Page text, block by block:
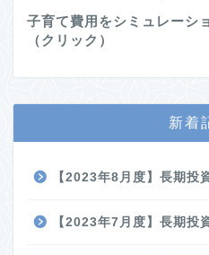
子育て費用をシミュレーシ
（クリック）
新着
【2023年8月度】長期投
【2023年7月度】長期投